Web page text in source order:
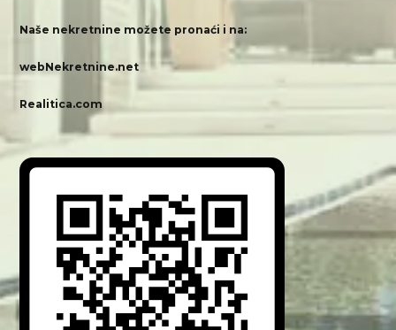
Naše nekretnine možete pronaći i na:
webNekretnine.net
Realitica.com